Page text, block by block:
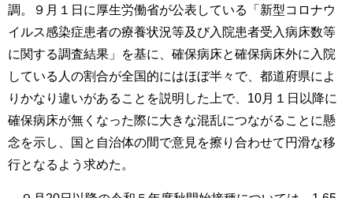
調。９月１日に厚生労働省が公表している「新型コロナウ
イルス感染症患者の療養状況等及び入院患者受入病床数等
に関する調査結果」を基に、確保病床と確保病床外に入院
している人の割合が全国的にはほぼ半々で、都道府県によ
りかなり違いがあることを説明した上で、10月１日以降に
確保病床が無くなった際に大きな混乱につながることに懸
念を示し、国と自治体の間で意見を擦り合わせて円滑な移
行となるよう求めた。